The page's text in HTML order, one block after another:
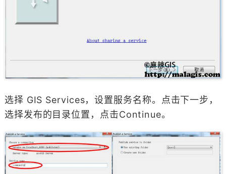
选择 GIS Services，设置服务名称。点击下一步，
选择发布的目录位置，点击Continue。